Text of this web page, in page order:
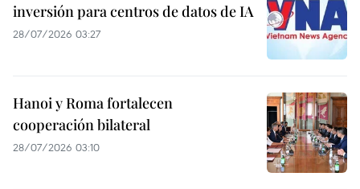
inversión para centros de datos de IA
28/07/2026 03:27
Hanoi y Roma fortalecen
cooperación bilateral
28/07/2026 03:10